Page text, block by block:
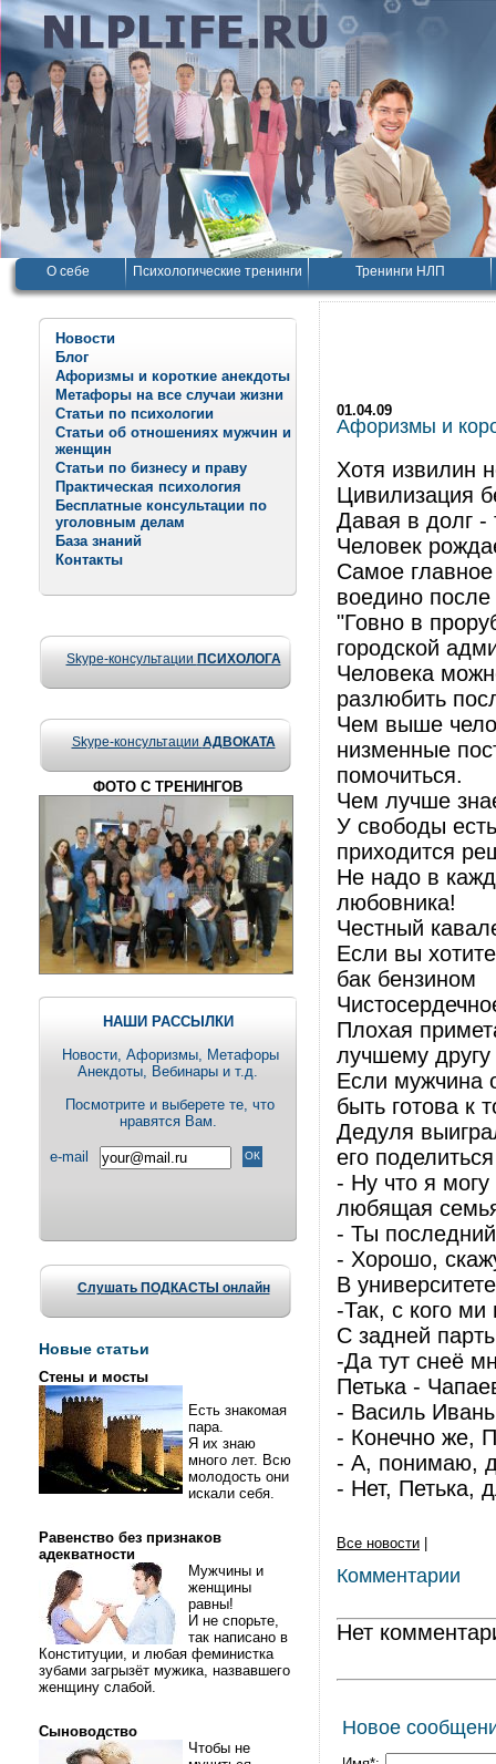
О себе Психологические тренинги Тренинги НЛП
Новости
Блог
Афоризмы и короткие анекдоты
Метафоры на все случаи жизни
Статьи по психологии
Статьи об отношениях мужчин и
женщин
Статьи по бизнесу и праву
Практическая психология
Бесплатные консультации по
уголовным делам
База знаний
Контакты
Skype-консультации ПСИХОЛОГА
Skype-консультации АДВОКАТА
ФОТО С ТРЕНИНГОВ
НАШИ РАССЫЛКИ
Новости, Aфоризмы, Метафоры
Анекдоты, Вебинары и т.д.
Посмотрите и выберете те, что
нравятся Вам.
e-mail
Слушать ПОДКАСТЫ онлайн
Новые статьи
Стены и мосты
Есть знакомая
пара.
Я их знаю
много лет. Всю
молодость они
искали себя.
Равенство без признаков
адекватности
Мужчины и
женщины
равны!
И не спорьте,
так написано в
Конституции, и любая феминистка
зубами загрызёт мужика, назвавшего
женщину слабой.
Сыноводство
Чтобы не
01.04.09
Афоризмы и
Хотя извилин
Цивилизация
Давая в долг -
Человек
Самое
воедино
"Говно в
городской
Человека
разлюбить
Чем выше
низменные
помочиться.
Чем лучше
У свободы
приходится
Не надо в
любовника!
Честный
Если вы
бак бензином
Плохая
лучшему
Если мужчина
быть готова к
Дедуля
его
- Ну что я
любящая
- Ты
- Хорошо,
В
-Так, с кого
С задней
-Да тут снеё
Петька -
- Василь
- Конечно же,
- А, понимаю,
- Нет, Петька,
Все новости
Комментарии
Нет
Новое